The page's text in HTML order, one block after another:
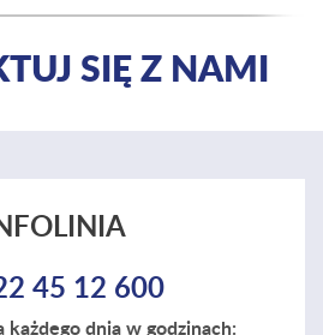
SIĘ Z NAMI
45 12 600
każdego dnia w godzinach: